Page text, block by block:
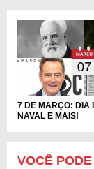
7 DE MARÇO: DIA
NAVAL E MAIS!
VOCÊ